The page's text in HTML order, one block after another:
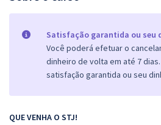
Satisfação garantida ou seu
Você poderá efetuar o
dinheiro de volta em até 7
satisfação garantida ou seu
QUE VENHA O STJ!